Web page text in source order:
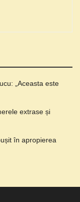
„Aceasta este
extrase și
în apropierea